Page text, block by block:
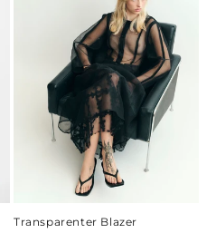
Transparenter Blazer